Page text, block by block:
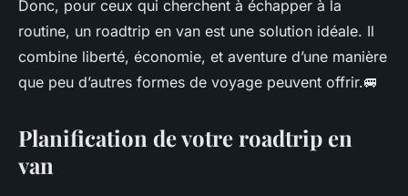
Donc, pour ceux qui cherchent à échapper à la
routine, un roadtrip en van est une solution idéale. Il
combine liberté, économie, et aventure d’une manière
que peu d’autres formes de voyage peuvent offrir.🚐
Planification de votre roadtrip en
van